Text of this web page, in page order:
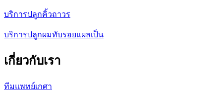
บริการปลูกคิ้วถาวร
บริการปลูกผมทับรอยแผลเป็น
เกี่ยวกับเรา
ทีมแพทย์เกศา